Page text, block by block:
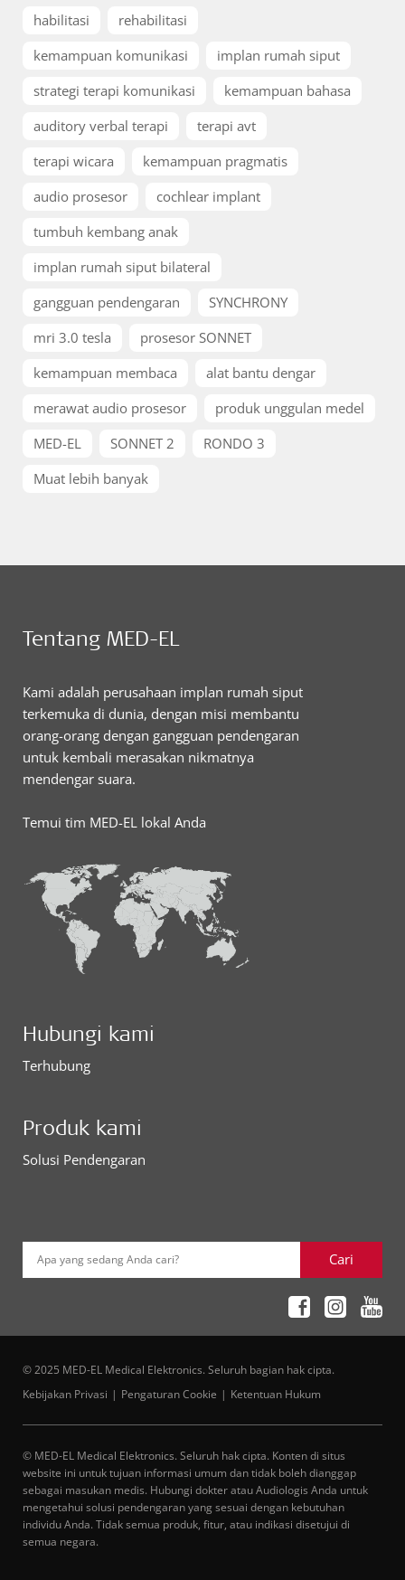
habilitasi
rehabilitasi
kemampuan komunikasi
implan rumah siput
strategi terapi komunikasi
kemampuan bahasa
auditory verbal terapi
terapi avt
terapi wicara
kemampuan pragmatis
audio prosesor
cochlear implant
tumbuh kembang anak
implan rumah siput bilateral
gangguan pendengaran
SYNCHRONY
mri 3.0 tesla
prosesor SONNET
kemampuan membaca
alat bantu dengar
merawat audio prosesor
produk unggulan medel
MED-EL
SONNET 2
RONDO 3
Muat lebih banyak
Tentang MED-EL
Kami adalah perusahaan implan rumah siput
terkemuka di dunia, dengan misi membantu
orang-orang dengan gangguan pendengaran
untuk kembali merasakan nikmatnya
mendengar suara.
Temui tim MED-EL lokal Anda
Hubungi kami
Terhubung
Produk kami
Solusi Pendengaran
Apa yang sedang Anda cari? Cari
© 2025 MED-EL Medical Elektronics. Seluruh bagian hak cipta.
Kebijakan Privasi
Pengaturan Cookie Ketentuan Hukum
© MED-EL Medical Elektronics. Seluruh hak cipta. Konten di situs
website ini untuk tujuan informasi umum dan tidak boleh dianggap
sebagai masukan medis. Hubungi dokter atau Audiologis Anda untuk
mengetahui solusi pendengaran yang sesuai dengan kebutuhan
individu Anda. Tidak semua produk, fitur, atau indikasi disetujui di
semua negara.